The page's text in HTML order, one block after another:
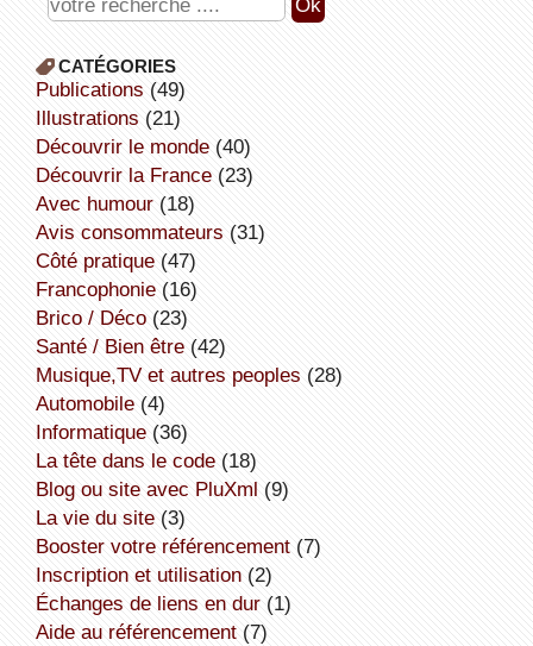
CATÉGORIES
publications (49)
illustrations (21)
découvrir le monde(40)
découvrir la France(23)
avec humour(18)
avis consommateurs (31)
côté pratique(47)
Francophonie(16)
Brico / Déco(23)
Santé / Bien être(42)
Musique,TV et autres peoples (28)
Automobile(4)
informatique(36)
la tête dans le code(18)
Blog ou site avec PluXml (9)
la vie du site(3)
booster votre référencement(7)
inscription et utilisation(2)
échanges de liens en dur(1)
aide au référencement(7)